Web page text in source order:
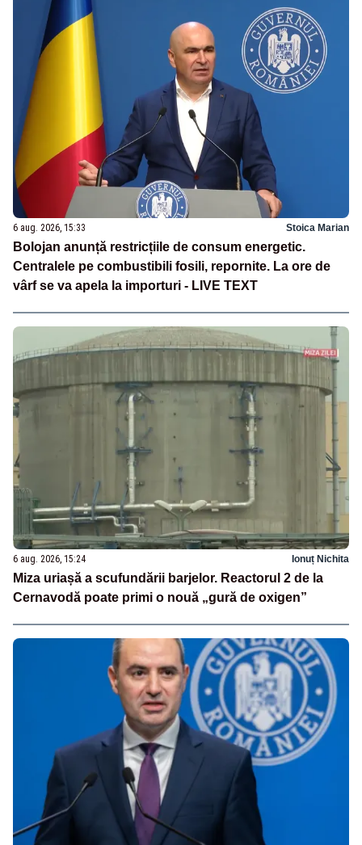
6 aug. 2026, 15:33 Stoica Marian
Bolojan anunță restricțiile de consum energetic.
Centralele pe combustibili fosili, repornite. La ore de
vârf se va apela la importuri - LIVE TEXT
6 aug. 2026, 15:24 Ionuț Nichita
Miza uriașă a scufundării barjelor. Reactorul 2 de la
Cernavodă poate primi o nouă „gură de oxigen”